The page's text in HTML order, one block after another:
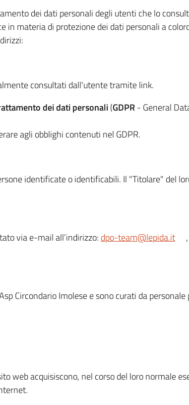
dei dati personali degli utenti che lo
materia di protezione dei dati personali a
consultati dall'utente tramite link.
dei dati personali(GDPR- General
agli obblighi contenuti nel GDPR.
identificate o identificabili. Il "Titolare" del
via e-mail all’indirizzo: dpo-team@lepida.it
Circondario Imolese e sono curati da
web acquisiscono, nel corso del loro normale